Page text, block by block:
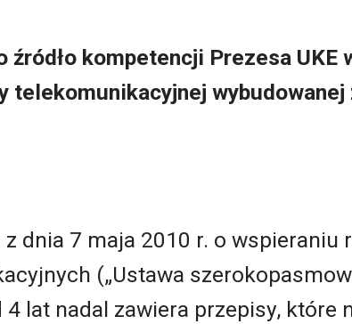
kompetencji Prezesa UKE
wybudowanej
dnia 7 maja 2010 r. o wspieraniu
(„Ustawa
lat nadal zawiera przepisy, które